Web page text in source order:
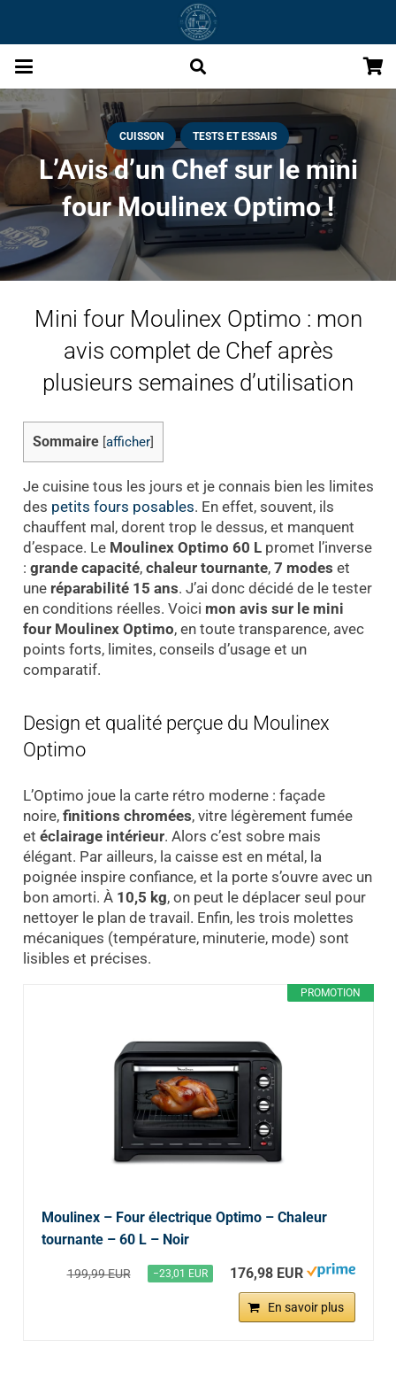
CUISSON TESTS ET ESSAIS
L’Avis d’un Chef sur le mini
four Moulinex Optimo !
Mini four Moulinex Optimo : mon
avis complet de Chef après
plusieurs semaines d’utilisation
Sommaire afficher]
Je cuisine tous les jours et je connais bien les limites
des petits fours posables. En effet, souvent, ils
chauffent mal, dorent trop le dessus, et manquent
d’espace. Le Moulinex Optimo 60 Lpromet l’inverse
: grande capacité, chaleur tournante, 7 modes et
une réparabilité 15 ans. J’ai donc décidé de le tester
en conditions réelles. Voici mon avis sur le mini
four Moulinex Optimo, en toute transparence, avec
points forts, limites, conseils d’usage et un
comparatif.
Design et qualité perçue du Moulinex
Optimo
L’Optimo joue la carte rétro moderne : façade
noire, finitions chromées, vitre légèrement fumée
et éclairage intérieur. Alors c’est sobre mais
élégant. Par ailleurs, la caisse est en métal, la
poignée inspire confiance, et la porte s’ouvre avec un
bon amorti. À 10,5 kg, on peut le déplacer seul pour
nettoyer le plan de travail. Enfin, les trois molettes
mécaniques (température, minuterie, mode) sont
lisibles et précises.
PROMOTION
Moulinex – Four électrique Optimo – Chaleur
tournante – 60 L – Noir
199,99 EUR −23,01 EUR 176,98 EUR
En savoir plus